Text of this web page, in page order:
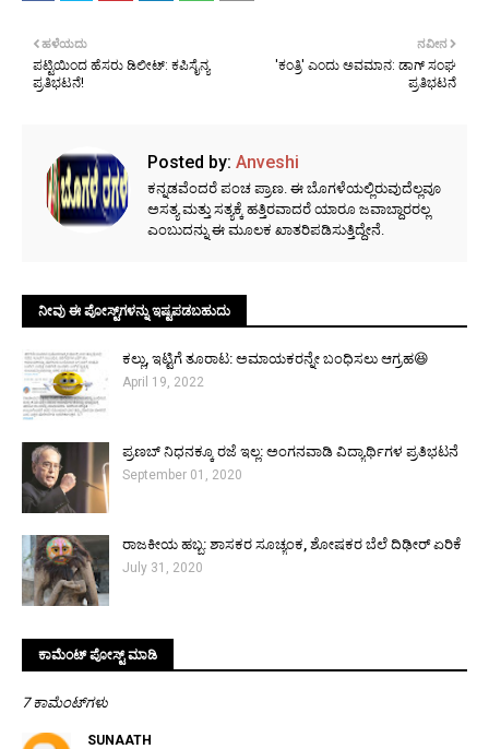
ನವೀನ
'ಕಂತ್ರಿ' ಎಂದು ಅವಮಾನ: ಡಾಗ್ ಸಂಘ
ಪ್ರತಿಭಟನೆ
ಹಳೆಯದು
ಪಟ್ಟಿಯಿಂದ ಹೆಸರು ಡಿಲೀಟ್: ಕಪಿಸೈನ್ಯ
ಪ್ರತಿಭಟನೆ!
Posted by: Anveshi
ಕನ್ನಡವೆಂದರೆ ಪಂಚ ಪ್ರಾಣ. ಈ ಬೊಗಳೆಯಲ್ಲಿರುವುದೆಲ್ಲವೂ
ಅಸತ್ಯ ಮತ್ತು ಸತ್ಯಕ್ಕೆ ಹತ್ತಿರವಾದರೆ ಯಾರೂ ಜವಾಬ್ದಾರರಲ್ಲ
ಎಂಬುದನ್ನು ಈ ಮೂಲಕ ಖಾತರಿಪಡಿಸುತ್ತಿದ್ದೇನೆ.
ನೀವು ಈ ಪೋಸ್ಟ್‌ಗಳನ್ನು ಇಷ್ಟಪಡಬಹುದು
ಕಲ್ಲು, ಇಟ್ಟಿಗೆ ತೂರಾಟ: ಅಮಾಯಕರನ್ನೇ ಬಂಧಿಸಲು ಆಗ್ರಹ😆
April 19, 2022
ಪ್ರಣಬ್ ನಿಧನಕ್ಕೂ ರಜೆ ಇಲ್ಲ: ಅಂಗನವಾಡಿ ವಿದ್ಯಾರ್ಥಿಗಳ ಪ್ರತಿಭಟನೆ
September 01, 2020
ರಾಜಕೀಯ ಹಬ್ಬ: ಶಾಸಕರ ಸೂಚ್ಯಂಕ, ಶೋಷಕರ ಬೆಲೆ ದಿಢೀರ್ ಏರಿಕೆ
July 31, 2020
ಕಾಮೆಂಟ್‌‌ ಪೋಸ್ಟ್‌ ಮಾಡಿ
7 ಕಾಮೆಂಟ್‌ಗಳು
SUNAATH